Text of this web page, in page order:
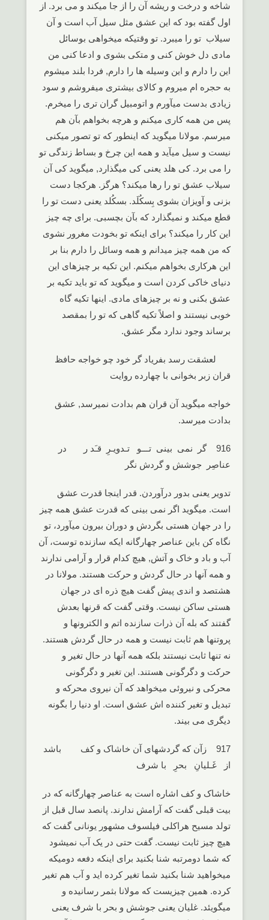
شاخه و درخت و ریشه آن را از جا میکند و می برد. از
اول گفته بود که این عشق مثل سیل آب است و آن
سیلاب تو را میبرد. تو وقتیکه میخواهی بوسائل
مادی دل خوش کنی و متکی بشوی و ادعا کنی من
این را دارم و این وسیله ها را دارم, فردا بلند میشوم
به حجره ام میروم و کالای بیشتری میفروشم و سود
زیادی بدست میآورم و اتومبیل گران تری را میخرم.
پس من همه کاری میکنم و هرچه بخواهم بآن هم
میرسم. مولانا میگوید که اینطور که تو تصور میکنی
نیست و سیل میآید و همه این چرخ و بساط زندگی تو
را می برد. کی هلد یعنی کی میگذارد, میگوید کی آن
سیلاب عشق تو را رها میکند؟ هرگز. هرکجا دست
بزنی و آویزان بشوی بِسکُلَد. بسکُلد یعنی دست تو را
قطع میکند و نمیگذارد که بآن بچسبی. برای چه چیز
این کار را میکند؟ برای اینکه تو بخودت مغرور نشوی
که من همه چیز میدانم و همه وسائل را دارم بنا بر
این هرکاری بخواهم میکنم. این تکیه بر چیزهای این
دنیای خاکی کردن است و میگوید که تو باید تکیه بر
عشق بکنی و نه بر چیزهای مادی. اینها تکیه گاه
خوبی نیستند و اصلاً تکیه گاهی که تو را بمقصد
برساند وجود ندارد مگر عشق.
لعشقت رسد بفریاد گر خود چو خواجه حافظ
قران زبر بخوانی با چهارده روایت
خواجه میگوید آن قران هم بدادت نمیرسد, عشق
بدادت میرسد.
916 گر نمی بینی تـــو تـدویـرِ قـَد ر در
عناصِر جوشش و گردش نگر
تدویر یعنی بدور درآوردن. قدر اینجا قدرت عشق
است. میگوید اگر نمی بینی که قدرت عشق همه چیز
را در جهان هستی بگردش و دوران بیرون میآورد، تو
نگاه کن باین عناصر چهارگانه ایکه سازنده توست، آن
آب و باد و خاک و آتش, هیچ کدام قرار و آرامی ندارند
و همه آنها در حال گردش و حرکت هستند. مولانا در
هشتصد و اندی پیش گفت هیچ ذره ای در جهان
هستی ساکن نیست. وقتی گفت که قرنها بعدش
گفتند که بله آن ذرات سازنده اتم و الکترونها و
پروتنها هم ثابت نیست و همه در حال گردش هستند.
نه تنها ثابت نیستند بلکه همه آنها در حال تغیر و
حرکت و دگرگونی هستند. این تغیر و دگرگونی
محرکی و نیروئی میخواهد که آن نیروی محرکه و
تبدیل و تغیر کننده اش عشق است. او دنیا را بگونه
دیگری می بیند.
917 زآن که گردشهای آن خاشاک و کف باشد
از غَـلیانِ بحرِ با شرف
خاشاک و کف اشاره است به عناصر چهارگانه که در
بیت قبلی گفت که آرامش ندارند. پانصد سال قبل از
تولد مسیح هراکلی فیلسوف مشهور یونانی گفت که
هیچ چیز ثابت نیست. گفت حتی در یک آب نمیشود
که شما دومرتبه شنا بکنید برای اینکه دفعه دومیکه
میخواهید شنا بکنید شما تغیر کرده اید و آب هم تغیر
کرده. همین چیزیست که مولانا بثمر رسانیده و
میگویئد. غلیان یعنی جوشش و بحر با شرف یعنی